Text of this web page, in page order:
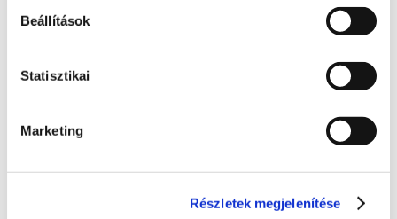
Beállítások
Statisztikai
Marketing
Részletek megjelenítése
Bejelentkezés után azonnal csatlakozhatsz a
Időrendi sorrendbe rendezve